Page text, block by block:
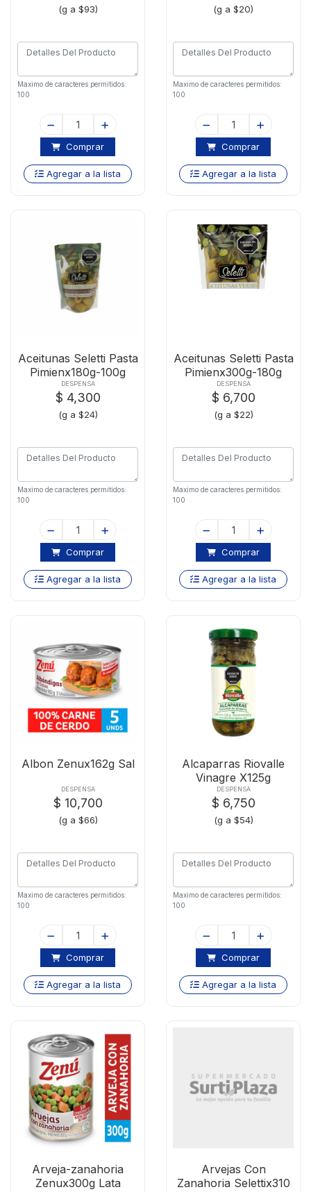
(g a $93)
Maximo de caracteres permitidos:
100
Comprar
Agregar a la lista
(g a $20)
Maximo de caracteres permitidos:
100
Comprar
Agregar a la lista
Aceitunas Seletti Pasta
Pimienx180g-100g
DESPENSA
$ 4,300
(g a $24)
Maximo de caracteres permitidos:
100
Comprar
Agregar a la lista
Aceitunas Seletti Pasta
Pimienx300g-180g
DESPENSA
$ 6,700
(g a $22)
Maximo de caracteres permitidos:
100
Comprar
Agregar a la lista
Albon Zenux162g Sal
DESPENSA
$ 10,700
(g a $66)
Maximo de caracteres permitidos:
100
Comprar
Agregar a la lista
Alcaparras Riovalle
Vinagre X125g
DESPENSA
$ 6,750
(g a $54)
Maximo de caracteres permitidos:
100
Comprar
Agregar a la lista
Arveja-zanahoria
Zenux300g Lata
Arvejas Con
Zanahoria Selettix310